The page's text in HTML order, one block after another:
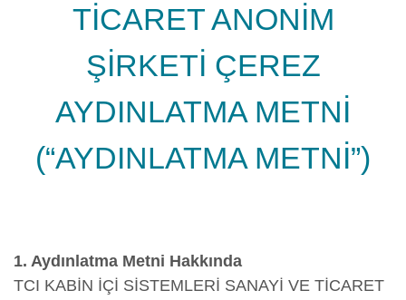
TİCARET ANONİM
ŞİRKETİ ÇEREZ
AYDINLATMA METNİ
(“AYDINLATMA METNİ”)
1. Aydınlatma Metni Hakkında
TCI KABİN İÇİ SİSTEMLERİ SANAYİ VE TİCARET